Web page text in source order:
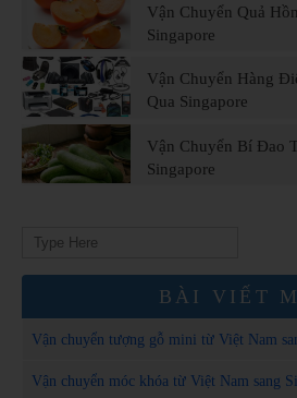
Vận Chuyển Quả
Singapore
Vận Chuyển Hàng
Qua Singapore
Vận Chuyển Bí Đao
Singapore
Search
BÀI VIẾT
Vận chuyển tượng gỗ mini từ Việt Nam
Vận chuyển móc khóa từ Việt Nam sang